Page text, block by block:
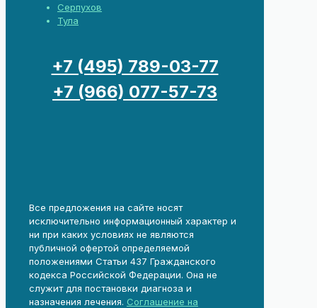
Серпухов
Тула
+7 (495) 789-03-77
+7 (966) 077-57-73
Все предложения на сайте носят
исключительно информационный характер и
ни при каких условиях не являются
публичной офертой определяемой
положениями Статьи 437 Гражданского
кодекса Российской Федерации. Она не
служит для постановки диагноза и
назначения лечения. Соглашение на